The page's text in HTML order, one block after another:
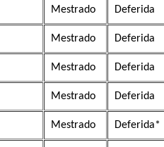
Mestrado Deferida
Mestrado Deferida
Mestrado Deferida
Mestrado Deferida
Mestrado Deferida*